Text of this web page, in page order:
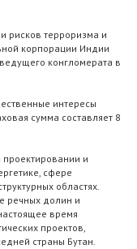
рисков терроризма и
корпорации Индии
конгломерата в
интересы
сумма составляет 8
проектировании и
сфере
областях.
речных долин и
время
проектов,
страны Бутан.